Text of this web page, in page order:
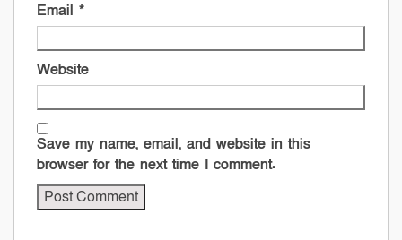
Email *
Website
Save my name, email, and website in this
browser for the next time I comment.